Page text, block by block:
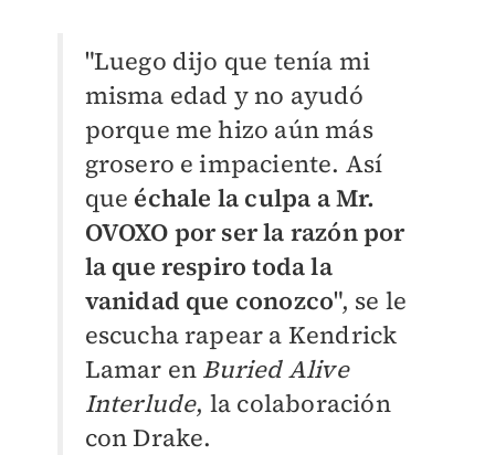
"Luego dijo que tenía mi
misma edad y no ayudó
porque me hizo aún más
grosero e impaciente. Así
que échale la culpa a Mr.
OVOXO por ser la razón por
la que respiro toda la
vanidad que conozco", se le
escucha rapear a Kendrick
Lamar en Buried Alive
Interlude, la colaboración
con Drake.